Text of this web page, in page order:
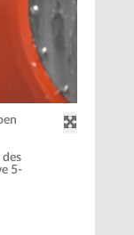
des
5-